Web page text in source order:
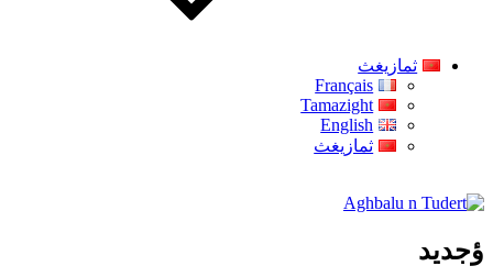
ثمازيغث
Français
Tamazight
English
ثمازيغث
Aghbalu n Tudert
ؤجديد